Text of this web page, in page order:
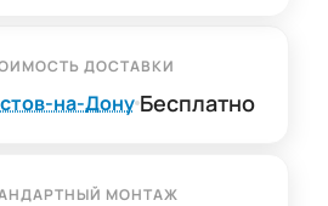
ДОСТАВКИ
на-ДонуБесплатно
МОНТАЖ